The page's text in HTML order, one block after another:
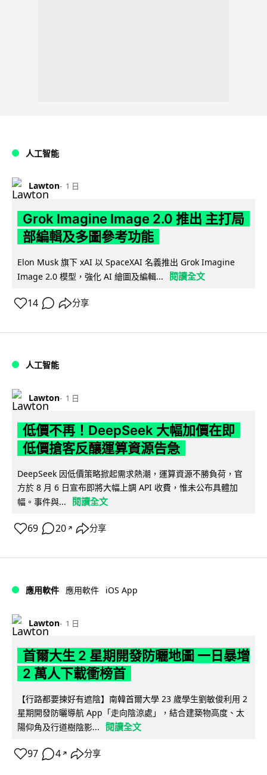
人工智能
Lawton 1 日
Grok Imagine Image 2.0 推出 主打局
部編輯及多圖參考功能
Elon Musk 旗下 xAI 以 SpaceXAI 名義推出 Grok Imagine
Image 2.0 模型，強化 AI 繪圖及編輯...
閱讀全文
14 分享
人工智能
Lawton 1 日
低價不再！DeepSeek 大幅加價在即
低價搶客反釀運算資源告急
DeepSeek 因低價策略掀起需求熱潮，運算資源不勝負荷，官
方於 8 月 6 日宣布即將大幅上調 API 收費，惟未公布具體加
幅。事件與...
閱讀全文
69 20 ↗ 分享
應用軟件 應用軟件 iOS App
Lawton 1 日
首爾大生 2 星期開發防曬地圖 一日暴增
2 萬人下載衝榜首
【行路都要揀好有遮陰】南韓首爾大學 23 歲學生劉敏俊利用 2
星期開發防曬導航 App「走向陰涼處」，結合建築物高度、太
陽仰角及行道樹陰影...
閱讀全文
97 4 ↗ 分享